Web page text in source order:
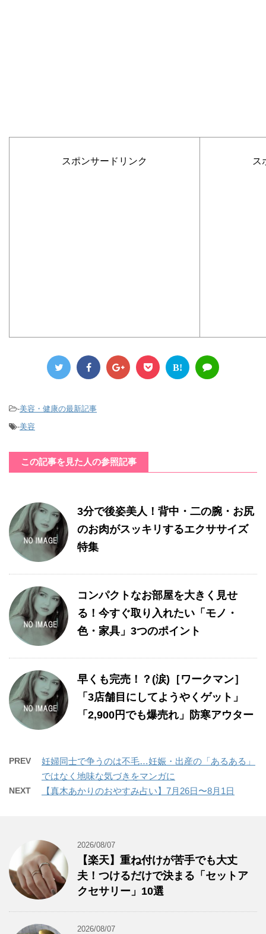
スポンサードリンク ス
B!
-美容・健康の最新記事
-美容
この記事を見た人の参照記事
3分で後姿美人！背中・二の腕・お尻
のお肉がスッキリするエクササイズ
特集
コンパクトなお部屋を大きく見せ
る！今すぐ取り入れたい「モノ・
色・家具」3つのポイント
早くも完売！？(涙)［ワークマン］
「3店舗目にしてようやくゲット」
「2,900円でも爆売れ」防寒アウター
PREV
妊婦同士で争うのは不毛…妊娠・出産の「あるある」
ではなく地味な気づきをマンガに
NEXT 【真木あかりのおやすみ占い】7月26日〜8月1日
2026/08/07
【楽天】重ね付けが苦手でも大丈
夫！つけるだけで決まる「セットア
クセサリー」10選
2026/08/07